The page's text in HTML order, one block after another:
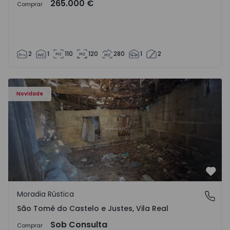
Comprar 265.000 €
2 1 110 120 280 1 2
Novidade
Moradia Vila Real, São Tomé do Castelo e Justes -
São Tomé do Castelo e Justes, Vila Real
Moradia Rústica
São Tomé do Castelo e Justes, Vila Real
Comprar Sob Consulta